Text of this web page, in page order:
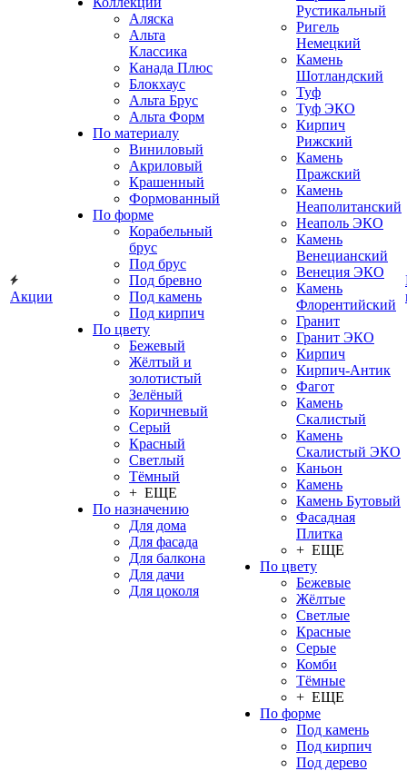
Акции
Аляска
Альта
Классика
Канада Плюс
Блокхаус
Альта Брус
Альта Форм
По материалу
Виниловый
Акриловый
Крашенный
Формованный
По форме
Корабельный
брус
Под брус
Под бревно
Под камень
Под кирпич
По цвету
Бежевый
Жёлтый и
золотистый
Зелёный
Коричневый
Серый
Красный
Светлый
Тёмный
+ ЕЩЕ
По назначению
Для дома
Для фасада
Для балкона
Для дачи
Для цоколя
Рустикальный
Ригель
Немецкий
Камень
Шотландский
Туф
Туф ЭКО
Кирпич
Рижский
Камень
Пражский
Камень
Неаполитанский
Неаполь ЭКО
Камень
Венецианский
Венеция ЭКО
Камень
Флорентийский
Гранит
Гранит ЭКО
Кирпич
Кирпич-Антик
Фагот
Камень
Скалистый
Камень
Скалистый ЭКО
Каньон
Камень
Камень Бутовый
Фасадная
Плитка
+ ЕЩЕ
По цвету
Бежевые
Жёлтые
Светлые
Красные
Серые
Комби
Тёмные
+ ЕЩЕ
По форме
Под камень
Под кирпич
Под дерево